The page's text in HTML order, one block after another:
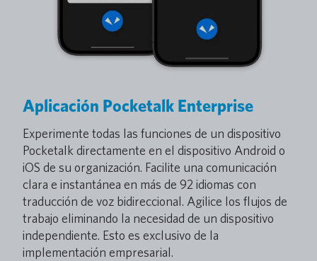
Aplicación Pocketalk Enterprise
Experimente todas las funciones de un dispositivo
Pocketalk directamente en el dispositivo Android o
iOS de su organización. Facilite una comunicación
clara e instantánea en más de 92 idiomas con
traducción de voz bidireccional. Agilice los flujos de
trabajo eliminando la necesidad de un dispositivo
independiente. Esto es exclusivo de la
implementación empresarial.